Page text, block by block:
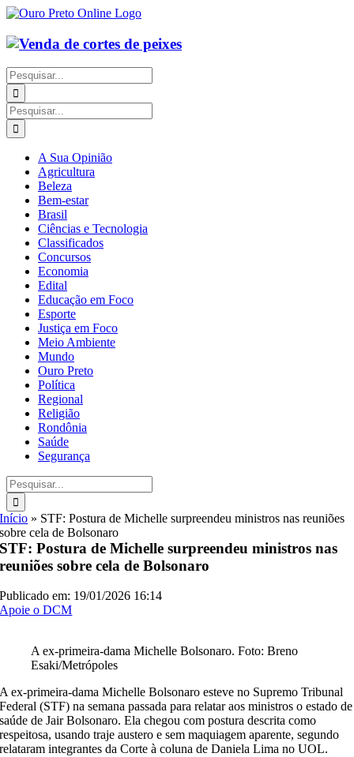
Ir
o
conteúdo
Buscar
resultados
para:
Buscar
resultados
para:
A Sua Opinião
Agricultura
Beleza
Bem-estar
Brasil
Ciências e Tecnologia
Classificados
Concursos
Economia
Edital
Educação em Foco
Esporte
Justiça em Foco
Meio Ambiente
Mundo
Ouro Preto
Política
Regional
Religião
Rondônia
Saúde
Segurança
Buscar
resultados
para:
Início » STF: Postura de Michelle surpreendeu ministros nas reuniões
sobre cela de Bolsonaro
STF: Postura de Michelle surpreendeu ministros nas
reuniões sobre cela de Bolsonaro
Publicado em: 19/01/2026 16:14
Apoie o DCM
A ex-primeira-dama Michelle Bolsonaro. Foto: Breno
Esaki/Metrópoles
A ex-primeira-damaMichelle Bolsonaro esteve no Supremo Tribunal
Federal (STF) na semana passada para relatar aos ministros o estado de
saúde deJair Bolsonaro. Ela chegou com postura descrita como
respeitosa, usando traje austero e sem maquiagem aparente, segundo
relataram integrantes da Corte à coluna de Daniela Lima no UOL.